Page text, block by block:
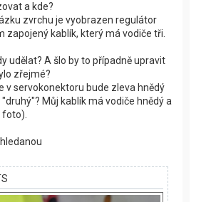
a kde?
zvrchu je vyobrazen regulátor
zapojený kablík, který má vodiče tři.
udělat? A šlo by to případně upravit
zřejmé?
v servokonektoru bude zleva hnědý
Můj kablík má vodiče hnědý a
foto).